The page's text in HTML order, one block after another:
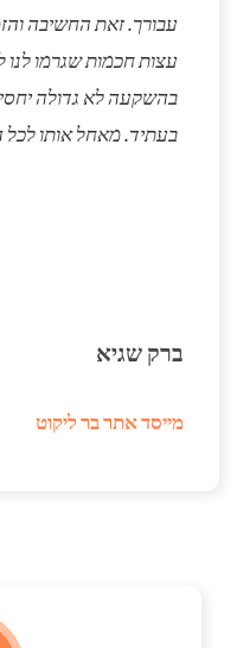
עבורך. זאת החשיבה
עצות חכמות שגרמו לנו
בהשקעה לא גדולה
בעתיד. מאחל אותו לכל
ברק שגיא
מייסד אתר בר ליקוט